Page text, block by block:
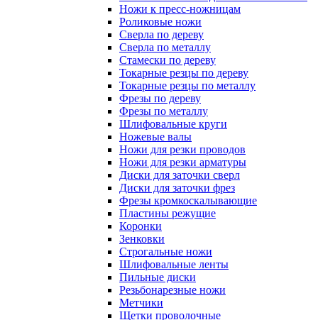
Ножи к пресс-ножницам
Роликовые ножи
Сверла по дереву
Сверла по металлу
Стамески по дереву
Токарные резцы по дереву
Токарные резцы по металлу
Фрезы по дереву
Фрезы по металлу
Шлифовальные круги
Ножевые валы
Ножи для резки проводов
Ножи для резки арматуры
Диски для заточки сверл
Диски для заточки фрез
Фрезы кромкоскалывающие
Пластины режущие
Коронки
Зенковки
Строгальные ножи
Шлифовальные ленты
Пильные диски
Резьбонарезные ножи
Метчики
Щетки проволочные